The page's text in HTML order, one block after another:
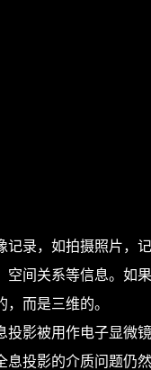
，如拍摄照片，记
空间关系等信息。如
，而是三维的。
被用作电子显微镜
息投影的介质问题仍